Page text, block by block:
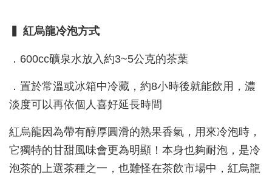
▍ 紅烏龍冷泡方式
．600cc礦泉水放入約3~5公克的茶葉
．置於常溫或冰箱中冷藏，約8小時後就能飲用，濃
淡度可以再依個人喜好延長時間
紅烏龍因為帶有醇厚圓滑的熟果香氣，用來冷泡時，
它獨特的甘甜風味會更為明顯！本身也夠耐泡，是冷
泡茶的上選茶種之一，也難怪在茶飲市場中，紅烏龍